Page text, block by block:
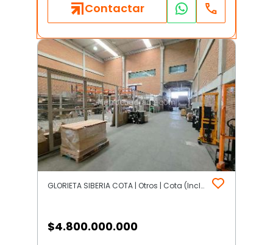
Contactar
GLORIETA SIBERIA COTA | Otros | Cota (Incluye Siberia)
$4.800.000.000